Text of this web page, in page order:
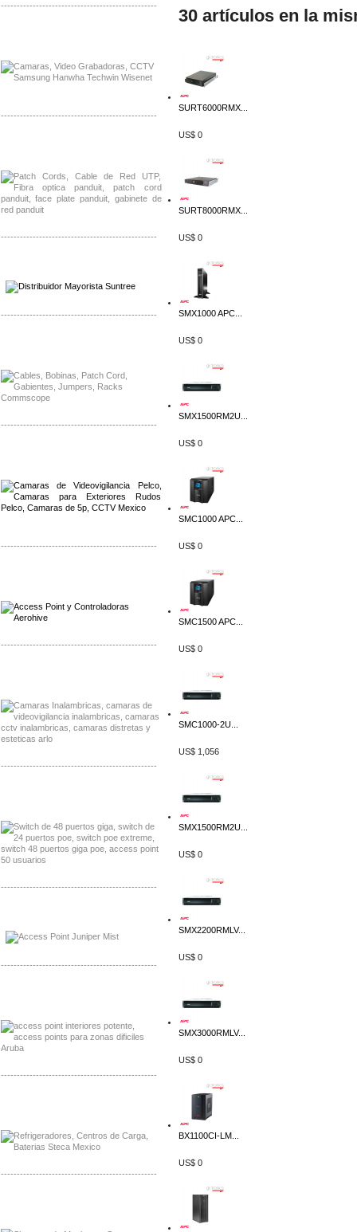
-------------------------------------------------
-------------------------------------------------
-------------------------------------------------
-------------------------------------------------
-------------------------------------------------
-------------------------------------------------
-------------------------------------------------
-------------------------------------------------
-------------------------------------------------
-------------------------------------------------
-------------------------------------------------
-------------------------------------------------
30 artículos en la
SURT6000RMX...
US$ 0
SURT8000RMX...
US$ 0
SMX1000 APC...
US$ 0
SMX1500RM2U...
US$ 0
SMC1000 APC...
US$ 0
SMC1500 APC...
US$ 0
SMC1000-2U...
US$ 1,056
SMX1500RM2U...
US$ 0
SMX2200RMLV...
US$ 0
SMX3000RMLV...
US$ 0
BX1100CI-LM...
US$ 0